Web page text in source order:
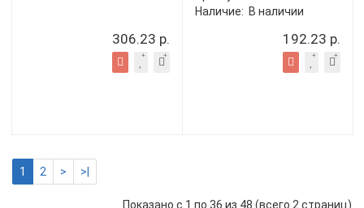
306.23 р.
Наличие: В наличии
192.23 р.
1 2 > >|
Показано с 1 по 36 из 48 (всего 2 страниц)